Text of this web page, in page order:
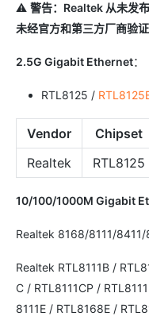
⚠️ 警告：Realtek 从未发
未经官方和第三方厂商验
2.5G Gigabit Ethernet：
RTL8125 /
Vendor Chipset
Realtek
RTL8125
10/100/1000M Gigabit
Realtek 8168/8111/8411/
Realtek RTL8111B /
C / RTL8111CP /
8111E / RTL8168E /